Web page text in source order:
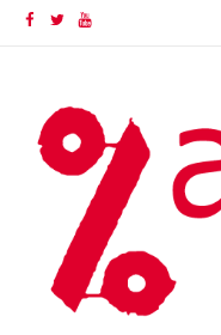
FacebookTwitterYouTube